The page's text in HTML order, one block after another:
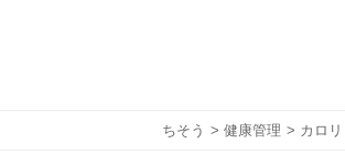
ちそう > 健康管理 > カロ